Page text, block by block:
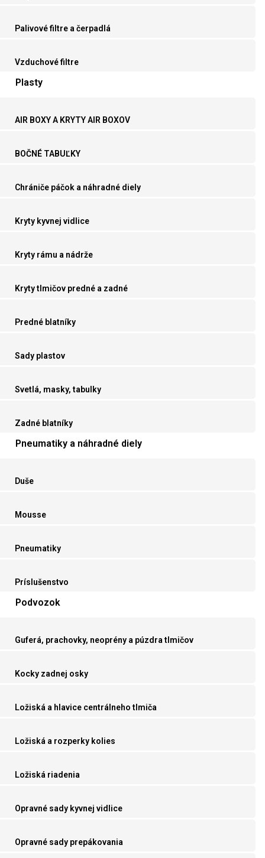
Palivové filtre a čerpadlá
Vzduchové filtre
Plasty
AIR BOXY A KRYTY AIR BOXOV
BOČNÉ TABUĽKY
Chrániče páčok a náhradné diely
Kryty kyvnej vidlice
Kryty rámu a nádrže
Kryty tlmičov predné a zadné
Predné blatníky
Sady plastov
Svetlá, masky, tabulky
Zadné blatníky
Pneumatiky a náhradné diely
Duše
Mousse
Pneumatiky
Príslušenstvo
Podvozok
Guferá, prachovky, neoprény a púzdra tlmičov
Kocky zadnej osky
Ložiská a hlavice centrálneho tlmiča
Ložiská a rozperky kolies
Ložiská riadenia
Opravné sady kyvnej vidlice
Opravné sady prepákovania